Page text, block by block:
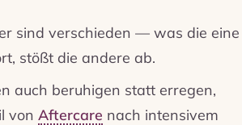
sind verschieden — was die eine
stößt die andere ab.
auch beruhigen statt erregen,
vonAftercare nach intensivem